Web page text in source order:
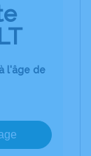
l'âge de